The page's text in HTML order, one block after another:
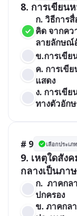
8. การเขียน
ก. วิธีการ
คิด จากคว
ลายลักษณ์
ข.การเขีย
ค. การเขี
แสดง
ง. การเขี
ทางตัวอัก
# 9 เลือกประเภท
9. เหตุใดสัง
กลางเป็นภา
ก.  ภาคกล
ปกครอง
ข. ภาคกล